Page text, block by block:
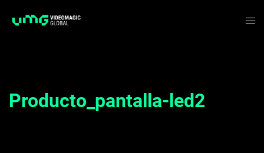
Producto_pantalla-led2